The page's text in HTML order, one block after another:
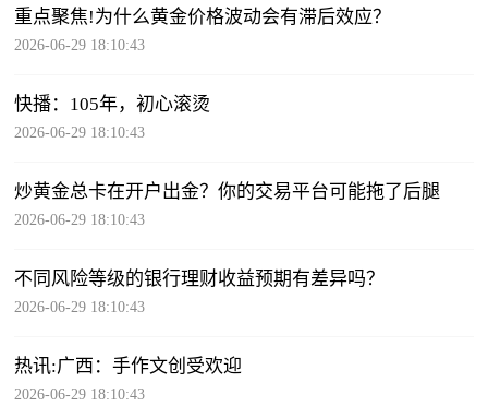
重点聚焦!为什么黄金价格波动会有滞后效应？
2026-06-29 18:10:43
快播：105年，初心滚烫
2026-06-29 18:10:43
炒黄金总卡在开户出金？你的交易平台可能拖了后腿
2026-06-29 18:10:43
不同风险等级的银行理财收益预期有差异吗？
2026-06-29 18:10:43
热讯:广西：手作文创受欢迎
2026-06-29 18:10:43